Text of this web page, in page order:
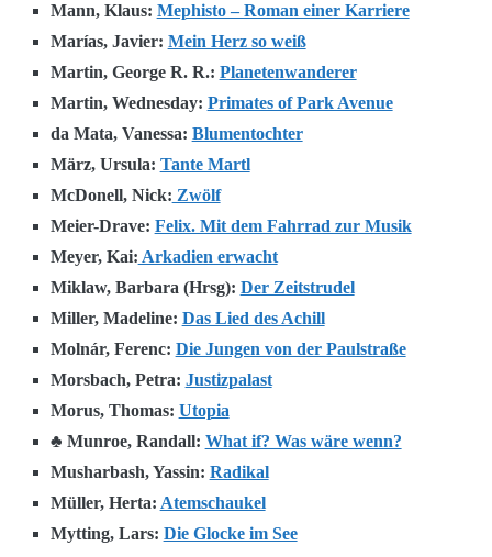
Mann, Klaus: Mephisto – Roman einer Karriere
Marías, Javier: Mein Herz so weiß
Martin, George R. R.: Planetenwanderer
Martin, Wednesday: Primates of Park Avenue
da Mata, Vanessa: Blumentochter
März, Ursula: Tante Martl
McDonell, Nick: Zwölf
Meier-Drave: Felix. Mit dem Fahrrad zur Musik
Meyer, Kai: Arkadien erwacht
Miklaw, Barbara (Hrsg): Der Zeitstrudel
Miller, Madeline: Das Lied des Achill
Molnár, Ferenc: Die Jungen von der Paulstraße
Morsbach, Petra: Justizpalast
Morus, Thomas: Utopia
♣ Munroe, Randall: What if? Was wäre wenn?
Musharbash, Yassin: Radikal
Müller, Herta: Atemschaukel
Mytting, Lars: Die Glocke im See